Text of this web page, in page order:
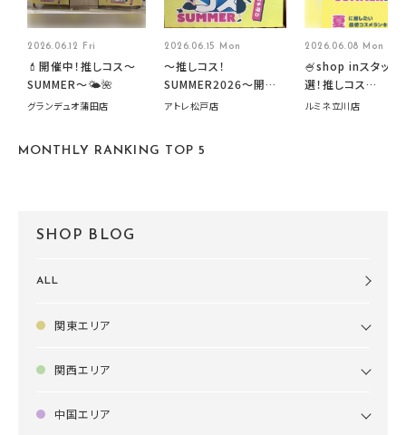
2026.06.12 Fri
💄開催中！推しコス〜
SUMMER〜🌤️🌺
グランデュオ蒲田店
2026.06.15 Mon
～推しコス！
SUMMER2026～開催
中です！
アトレ松戸店
2026.06.08 Mon
🍧shop inスタッフ
選！推しコス
summer2026開催
ルミネ立川店
MONTHLY RANKING TOP 5
SHOP BLOG
ALL
関東エリア
関西エリア
中国エリア